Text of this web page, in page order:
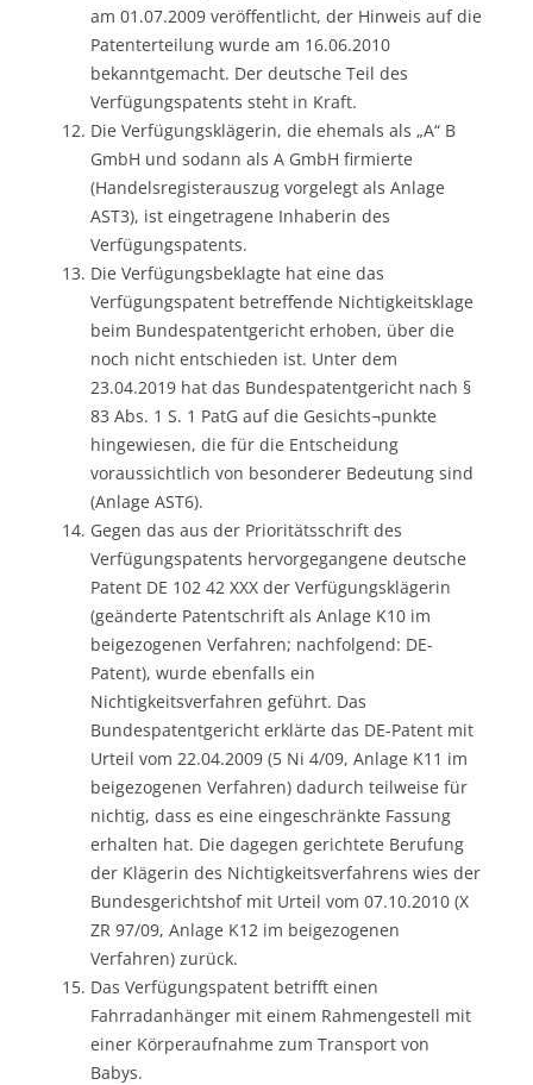
am 01.07.2009 veröffentlicht, der Hinweis auf die
Patenterteilung wurde am 16.06.2010
bekanntgemacht. Der deutsche Teil des
Verfügungspatents steht in Kraft.
Die Verfügungsklägerin, die ehemals als „A“ B
GmbH und sodann als A GmbH firmierte
(Handelsregisterauszug vorgelegt als Anlage
AST3), ist eingetragene Inhaberin des
Verfügungspatents.
Die Verfügungsbeklagte hat eine das
Verfügungspatent betreffende Nichtigkeitsklage
beim Bundespatentgericht erhoben, über die
noch nicht entschieden ist. Unter dem
23.04.2019 hat das Bundespatentgericht nach §
83 Abs. 1 S. 1 PatG auf die Gesichts¬punkte
hingewiesen, die für die Entscheidung
voraussichtlich von besonderer Bedeutung sind
(Anlage AST6).
Gegen das aus der Prioritätsschrift des
Verfügungspatents hervorgegangene deutsche
Patent DE 102 42 XXX der Verfügungsklägerin
(geänderte Patentschrift als Anlage K10 im
beigezogenen Verfahren; nachfolgend: DE-
Patent), wurde ebenfalls ein
Nichtigkeitsverfahren geführt. Das
Bundespatentgericht erklärte das DE-Patent mit
Urteil vom 22.04.2009 (5 Ni 4/09, Anlage K11 im
beigezogenen Verfahren) dadurch teilweise für
nichtig, dass es eine eingeschränkte Fassung
erhalten hat. Die dagegen gerichtete Berufung
der Klägerin des Nichtigkeitsverfahrens wies der
Bundesgerichtshof mit Urteil vom 07.10.2010 (X
ZR 97/09, Anlage K12 im beigezogenen
Verfahren) zurück.
Das Verfügungspatent betrifft einen
Fahrradanhänger mit einem Rahmengestell mit
einer Körperaufnahme zum Transport von
Babys.